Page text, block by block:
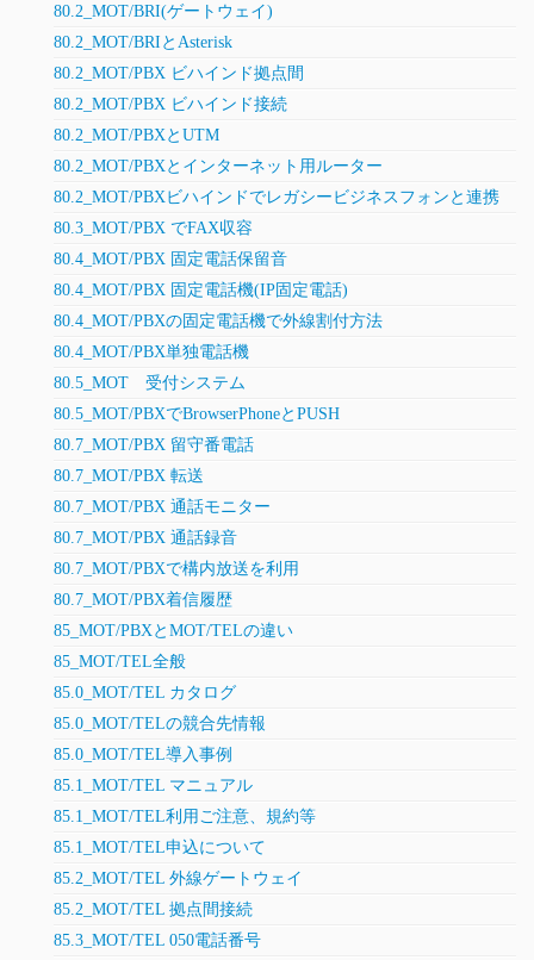
80.2_MOT/BRI(ゲートウェイ)
80.2_MOT/BRIとAsterisk
80.2_MOT/PBX ビハインド拠点間
80.2_MOT/PBX ビハインド接続
80.2_MOT/PBXとUTM
80.2_MOT/PBXとインターネット用ルーター
80.2_MOT/PBXビハインドでレガシービジネスフォンと連携
80.3_MOT/PBX でFAX収容
80.4_MOT/PBX 固定電話保留音
80.4_MOT/PBX 固定電話機(IP固定電話)
80.4_MOT/PBXの固定電話機で外線割付方法
80.4_MOT/PBX単独電話機
80.5_MOT 受付システム
80.5_MOT/PBXでBrowserPhoneとPUSH
80.7_MOT/PBX 留守番電話
80.7_MOT/PBX 転送
80.7_MOT/PBX 通話モニター
80.7_MOT/PBX 通話録音
80.7_MOT/PBXで構内放送を利用
80.7_MOT/PBX着信履歴
85_MOT/PBXとMOT/TELの違い
85_MOT/TEL全般
85.0_MOT/TEL カタログ
85.0_MOT/TELの競合先情報
85.0_MOT/TEL導入事例
85.1_MOT/TEL マニュアル
85.1_MOT/TEL利用ご注意、規約等
85.1_MOT/TEL申込について
85.2_MOT/TEL 外線ゲートウェイ
85.2_MOT/TEL 拠点間接続
85.3_MOT/TEL 050電話番号